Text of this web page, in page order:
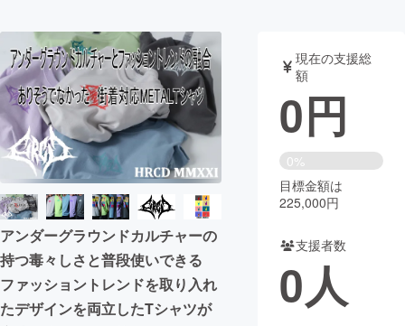
テクノロジー・ガジェット
映像・映画 書籍・雑誌
ビジネス・起業 チャレンジ
まちづくり・地域活性化
CAMPFIRE for Social Good
CAMPFIRE Creation
CAMPFIREふるさと納税machi-ya コミュニティ
アンダーグラウンドカルチャーの
持つ毒々しさと普段使いできる
ファッショントレンドを取り入れ
たデザインを両立したTシャツが
現在の支援総
額
0円
0%
目標金額は
225,000円
支援者数
0人